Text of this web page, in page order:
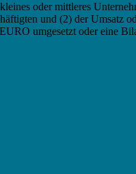
oder mittleres
und (2) der Umsatz
umgesetzt oder eine